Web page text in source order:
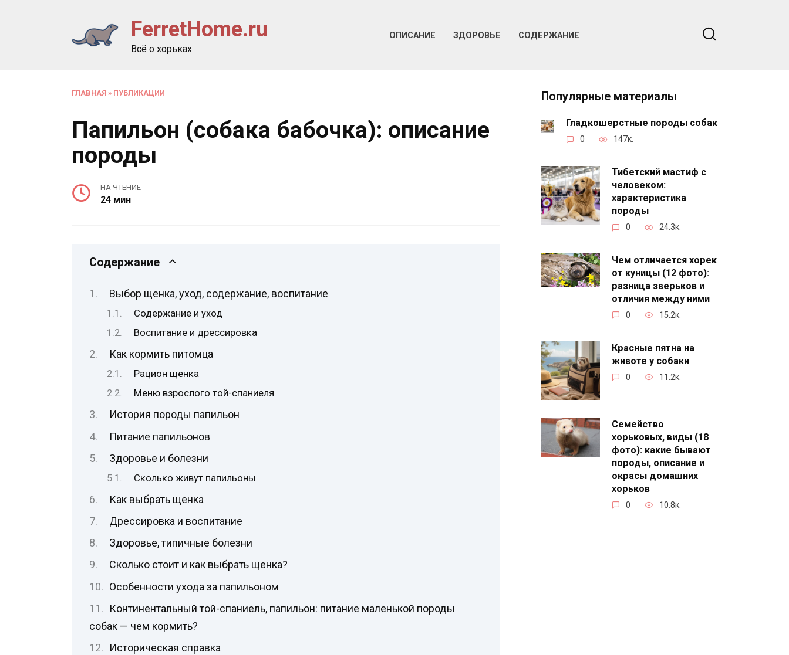
FerretHome.ru
Всё о хорьках
ОПИСАНИЕ ЗДОРОВЬЕ СОДЕРЖАНИЕ
ГЛАВНАЯ » ПУБЛИКАЦИИ
Папильон (собака бабочка): описание
породы
НА ЧТЕНИЕ
24 мин
Содержание
Выбор щенка, уход, содержание, воспитание
Содержание и уход
Воспитание и дрессировка
Как кормить питомца
Рацион щенка
Меню взрослого той-спаниеля
История породы папильон
Питание папильонов
Здоровье и болезни
Сколько живут папильоны
Как выбрать щенка
Дрессировка и воспитание
Здоровье, типичные болезни
Сколько стоит и как выбрать щенка?
Особенности ухода за папильоном
Континентальный той-спаниель, папильон: питание маленькой породы
собак — чем кормить?
Историческая справка
Популярные материалы
Гладкошерстные породы собак
0 147к.
Тибетский мастиф с
человеком:
характеристика
породы
0 24.3к.
Чем отличается хорек
от куницы (12 фото):
разница зверьков и
отличия между ними
0 15.2к.
Красные пятна на
животе у собаки
0 11.2к.
Семейство
хорьковых, виды (18
фото): какие бывают
породы, описание и
окрасы домашних
хорьков
0 10.8к.